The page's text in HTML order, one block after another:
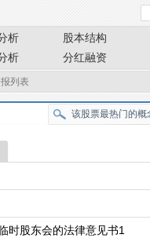
析 股本结构
析 分红融资
列表
时股东会的法律意见书1